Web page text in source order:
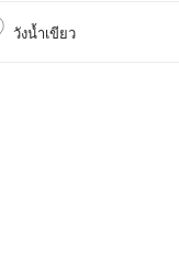
วังน้ำเขียว